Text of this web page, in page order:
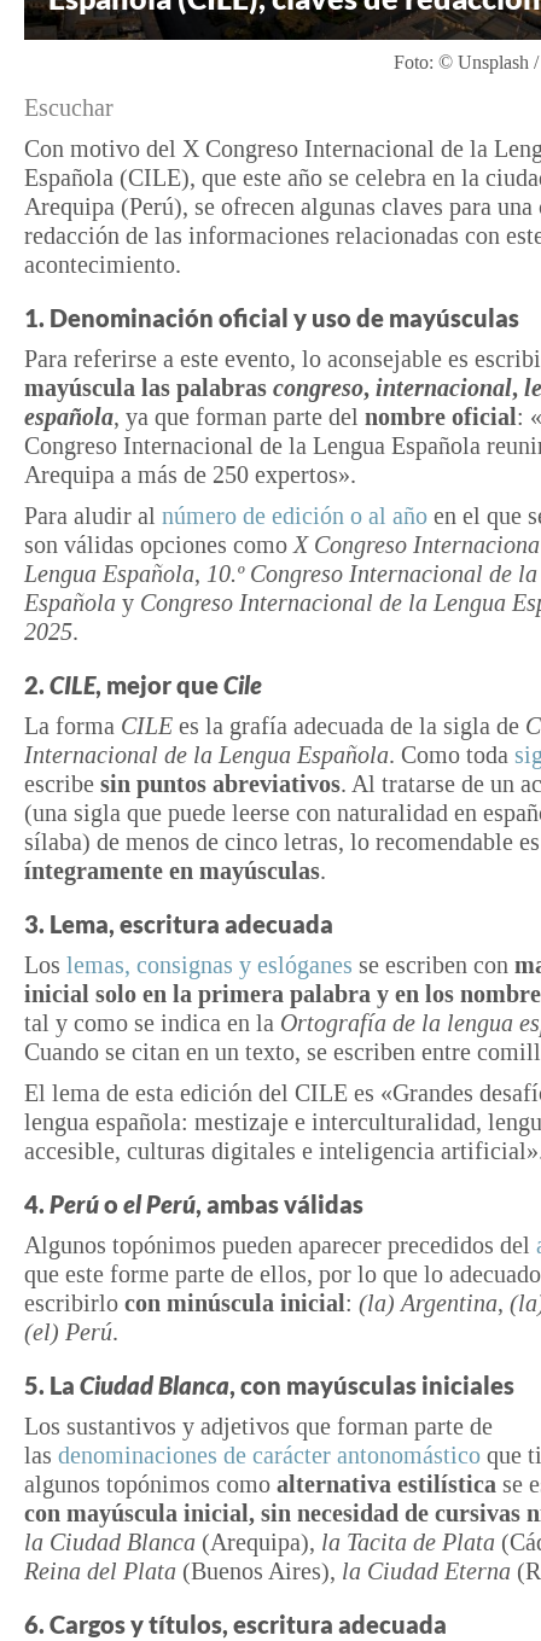
Foto: © Unsplash
Escuchar
Con motivo del X Congreso Internacional de la
Española (CILE), que este año se celebra en la
Arequipa (Perú), se ofrecen algunas claves para una
redacción de las informaciones relacionadas con
acontecimiento.
1. Denominación oficial y uso de mayúsculas
Para referirse a este evento, lo aconsejable es
mayúscula las palabras congreso, internacional,
española, ya que forman parte del nombre oficial :
Congreso Internacional de la Lengua Española
Arequipa a más de 250 expertos».
Para aludir al número de edición o al año en el que
son válidas opciones como X Congreso
Lengua Española, 10.º Congreso Internacional de
Española y Congreso Internacional de la Lengua
2025.
2. CILE, mejor queCile
La forma CILE es la grafía adecuada de la sigla de
Internacional de la Lengua Española. Como toda
escribe sin puntos abreviativos. Al tratarse de un
(una sigla que puede leerse con naturalidad en
sílaba) de menos de cinco letras, lo recomendable
íntegramente en mayúsculas.
3. Lema, escritura adecuada
Los lemas, consignas y eslóganes se escriben con
inicial solo en la primera palabra y en los
tal y como se indica en la Ortografía de la lengua
Cuando se citan en un texto, se escriben entre
El lema de esta edición del CILE es «Grandes
lengua española: mestizaje e interculturalidad,
accesible, culturas digitales e inteligencia
4. Perúo el Perú, ambas válidas
Algunos topónimos pueden aparecer precedidos del
que este forme parte de ellos, por lo que lo
escribirlo con minúscula inicial : (la) Argentina,
(el) Perú.
5. La Ciudad Blanca, con mayúsculas iniciales
Los sustantivos y adjetivos que forman parte de
las denominaciones de carácter antonomástico que
algunos topónimos como alternativa estilística se
con mayúscula inicial, sin necesidad de cursivas
la Ciudad Blanca (Arequipa), la Tacita de Plata
Reina del Plata (Buenos Aires), la Ciudad Eterna
6. Cargos y títulos, escritura adecuada